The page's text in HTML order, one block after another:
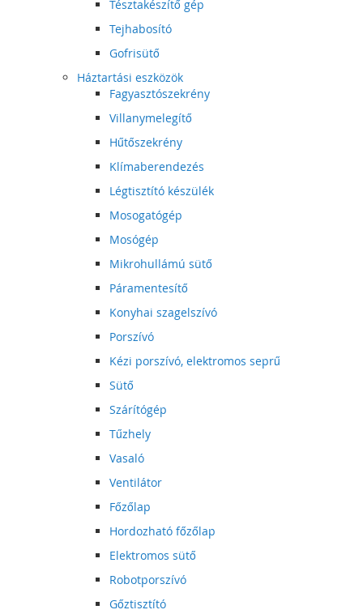
Tésztakészítő gép
Tejhabosító
Gofrisütő
Háztartási eszközök
Fagyasztószekrény
Villanymelegítő
Hűtőszekrény
Klímaberendezés
Légtisztító készülék
Mosogatógép
Mosógép
Mikrohullámú sütő
Páramentesítő
Konyhai szagelszívó
Porszívó
Kézi porszívó, elektromos seprű
Sütő
Szárítógép
Tűzhely
Vasaló
Ventilátor
Főzőlap
Hordozható főzőlap
Elektromos sütő
Robotporszívó
Gőztisztító